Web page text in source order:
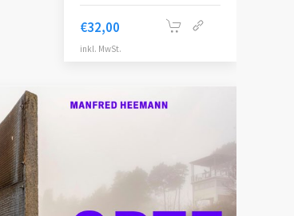
€32,00
inkl. MwSt.